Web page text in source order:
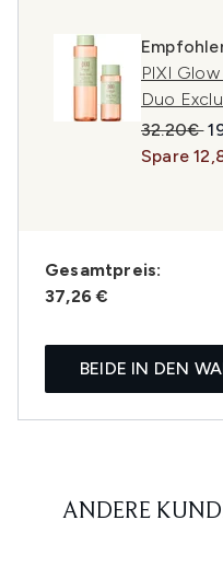
PIXI
Duo
32.20€
Spare
Gesamtpreis:
37,26 €
BEIDE IN DEN
ANDERE